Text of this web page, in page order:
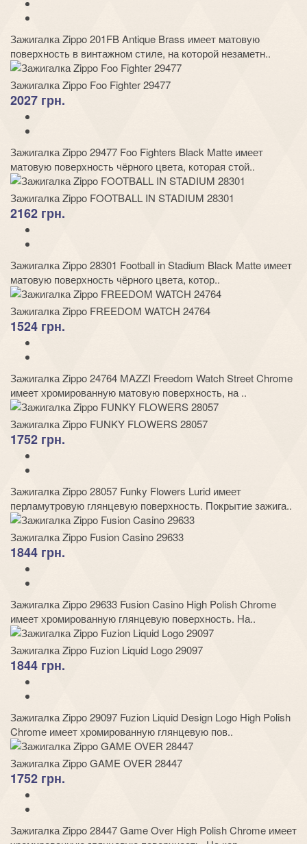
Зажигалка Zippo 201FB Antique Brass имеет матовую
поверхность в винтажном стиле, на которой незаметн..
Зажигалка Zippo Foo Fighter 29477
2027 грн.
Зажигалка Zippo 29477 Foo Fighters Black Matte имеет
матовую поверхность чёрного цвета, которая стой..
Зажигалка Zippo FOOTBALL IN STADIUM 28301
2162 грн.
Зажигалка Zippo 28301 Football in Stadium Black Matte имеет
матовую поверхность чёрного цвета, котор..
Зажигалка Zippo FREEDOM WATCH 24764
1524 грн.
Зажигалка Zippo 24764 MAZZI Freedom Watch Street Chrome
имеет хромированную матовую поверхность, на ..
Зажигалка Zippo FUNKY FLOWERS 28057
1752 грн.
Зажигалка Zippo 28057 Funky Flowers Lurid имеет
перламутровую глянцевую поверхность. Покрытие зажига..
Зажигалка Zippo Fusion Casino 29633
1844 грн.
Зажигалка Zippo 29633 Fusion Casino High Polish Chrome
имеет хромированную глянцевую поверхность. На..
Зажигалка Zippo Fuzion Liquid Logo 29097
1844 грн.
Зажигалка Zippo 29097 Fuzion Liquid Design Logo High Polish
Chrome имеет хромированную глянцевую пов..
Зажигалка Zippo GAME OVER 28447
1752 грн.
Зажигалка Zippo 28447 Game Over High Polish Chrome имеет